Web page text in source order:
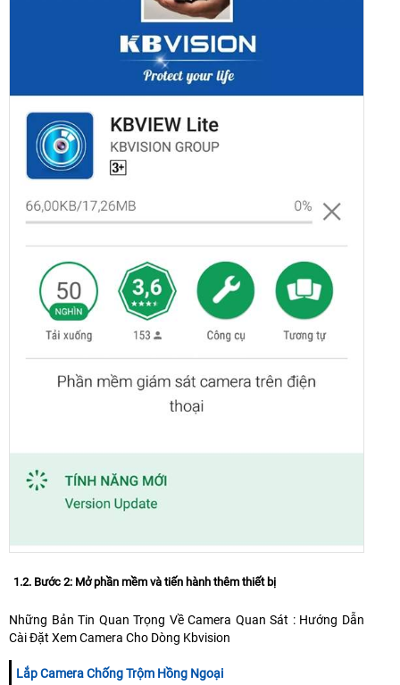
1.2. Bước 2: Mở phần mềm và tiến hành thêm thiết bị
Những Bản Tin Quan Trọng Về Camera Quan Sát : Hướng Dẫn
Cài Đặt Xem Camera Cho Dòng Kbvision
Lắp Camera Chống Trộm Hồng Ngoại